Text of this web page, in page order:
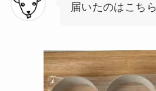
届いたのはこちら